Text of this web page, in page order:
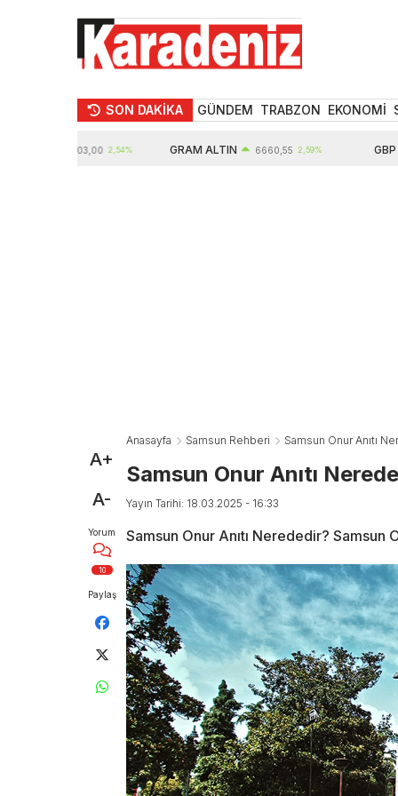
SON DAKİKA GÜNDEM TRABZON EKONOMİ
10903,00 2,54% GRAM ALTIN 6660,55 2,59%
A+
A-
Yorum
10
Paylaş
Anasayfa Samsun Rehberi Samsun Onur Anıtı
Samsun Onur Anıtı
Yayın Tarihi: 18.03.2025 - 16:33
Samsun Onur Anıtı Nerededir? Samsun